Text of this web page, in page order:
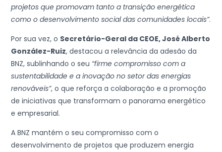
projetos que promovam tanto a transição energética
como o desenvolvimento social das comunidades locais”.
Por sua vez, o Secretário-Geral da CEOE, José Alberto
González-Ruiz, destacou a relevância da adesão da
BNZ, sublinhando o seu “firme compromisso com a
sustentabilidade e a inovação no setor das energias
renováveis”, o que reforça a colaboração e a promoção
de iniciativas que transformam o panorama energético
e empresarial.
A BNZ mantém o seu compromisso com o
desenvolvimento de projetos que produzem energia